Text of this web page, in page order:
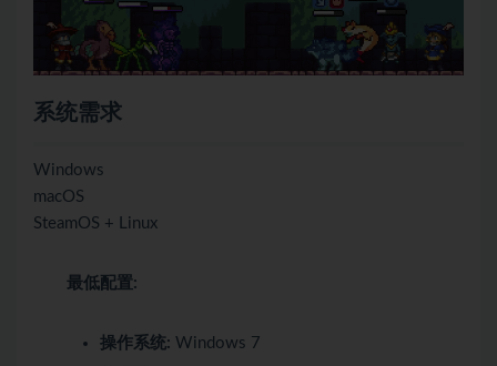
系统需求
Windows
macOS
SteamOS + Linux
最低配置:
操作系统: Windows 7